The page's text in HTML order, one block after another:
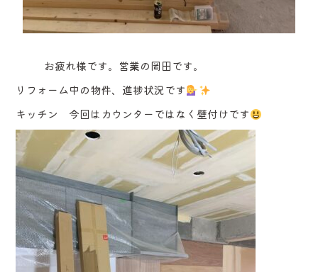
お疲れ様です。営業の岡田です。
リフォーム中の物件、進捗状況です
キッチン 今回はカウンターではなく壁付けです